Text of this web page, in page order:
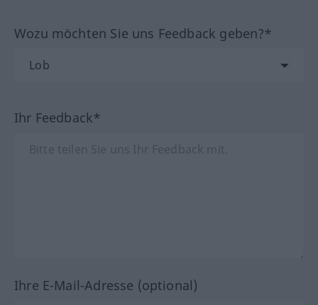
Wozu möchten Sie uns Feedback geben?*
Ihr Feedback*
Ihre E-Mail-Adresse (optional)